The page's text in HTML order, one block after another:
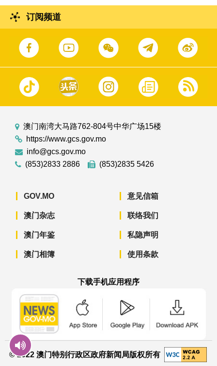
订阅频道
澳门南湾大马路762-804号中华广场15楼
https://www.gcs.gov.mo
info@gcs.gov.mo
(853)2833 2886
(853)2835 5426
GOV.MO
澳门杂志
澳门年鉴
澳门相簿
意见信箱
联络我们
私隐声明
使用条款
下载手机应用程序
© 2022 澳门特别行政区政府新闻局版权所有